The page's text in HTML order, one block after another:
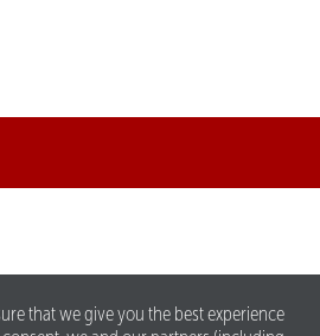
that we give you the best experience